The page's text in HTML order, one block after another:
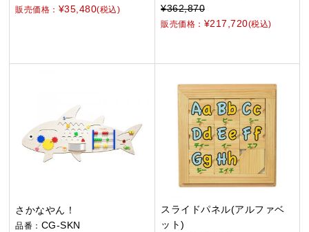
販売価格： ¥35,480(税込) ¥362,870
販売価格： ¥217,720(税込)
さかなやん！
品番： CG-SKN
スライドパネル(アルファベ
ット)